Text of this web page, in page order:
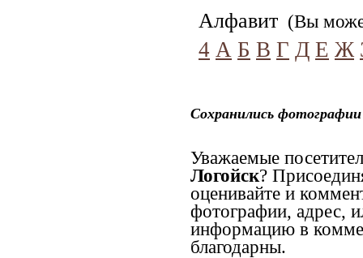
Алфавит (Вы
4 А Б В Г Д Е Ж
Сохранились
Уважаемые
Логойск?
оценивайте и
фотографии, адрес,
информацию в
благодарны.